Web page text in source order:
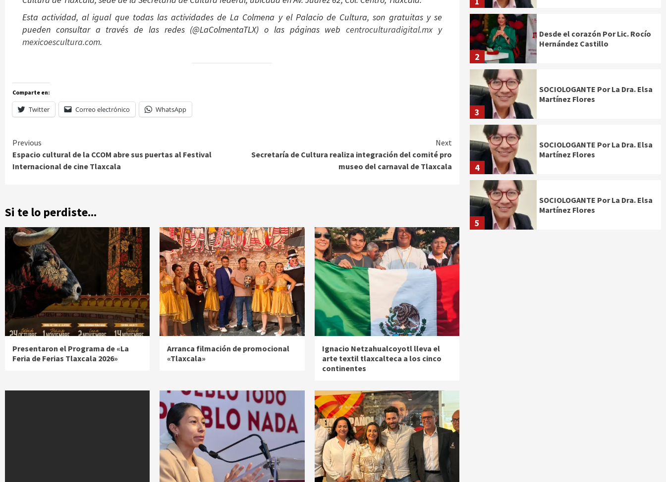
Esta actividad, al igual que todas las actividades de La Colmena y el Palacio de Cultura, son gratuitas y se
pueden consultar a través de las redes (@LaColmentaTLX) o las páginas web centroculturadigital.mx y
mexicoescultura.com.
Comparte en:
Twitter Correo electrónico WhatsApp
Continue
Reading
Previous
Espacio cultural de la CCOM abre sus puertas al Festival
Internacional de cine Tlaxcala
Next
Secretaría de Cultura realiza integración del comité pro
museo del carnaval de Tlaxcala
Si te lo perdiste...
Presentaron el Programa de «La
Feria de Ferias Tlaxcala 2026»
Arranca filmación de promocional
«Tlaxcala»
Ignacio Netzahualcoyotl lleva el
arte textil tlaxcalteca a los cinco
continentes
2
Desde el corazón Por Lic. Rocío
Hernández Castillo
3
SOCIOLOGANTE Por La Dra. Elsa
Martínez Flores
4
SOCIOLOGANTE Por La Dra. Elsa
Martínez Flores
5
SOCIOLOGANTE Por La Dra. Elsa
Martínez Flores